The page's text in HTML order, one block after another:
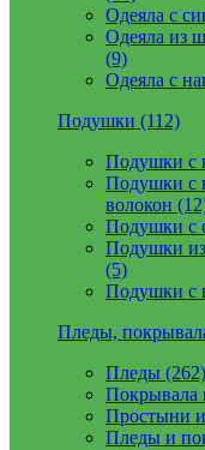
Одеяла с
Одеяла из
(9)
Одеяла с
Подушки (112)
Подушки с
Подушки с
волокон
Подушки с
Подушки
(5)
Подушки с
Пледы,
Пледы (262)
Покрывала
Простыни
Пледы и